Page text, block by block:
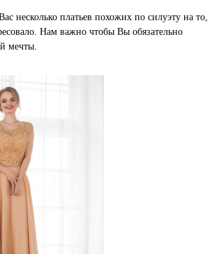
несколько платьев похожих по силуэту на то,
Нам важно чтобы Вы обязательно
мечты.